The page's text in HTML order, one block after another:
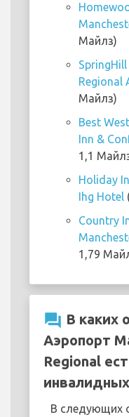
Майлз)
Regional
Майлз)
Best
Inn &
1,1
Holiday
Ihg Hotel
Country
1,79
question_answer В каких
Аэропорт
Regional
В следующих